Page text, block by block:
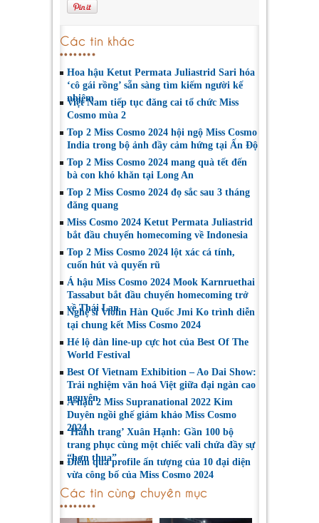
Các tin khác
Hoa hậu Ketut Permata Juliastrid Sari hóa
‘cô gái rồng’ sẵn sàng tìm kiếm người kế
nhiệm
Việt Nam tiếp tục đăng cai tổ chức Miss
Cosmo mùa 2
Top 2 Miss Cosmo 2024 hội ngộ Miss Cosmo
India trong bộ ảnh đầy cảm hứng tại Ấn Độ
Top 2 Miss Cosmo 2024 mang quà tết đến
bà con khó khăn tại Long An
Top 2 Miss Cosmo 2024 đọ sắc sau 3 tháng
đăng quang
Miss Cosmo 2024 Ketut Permata Juliastrid
bắt đầu chuyến homecoming về Indonesia
Top 2 Miss Cosmo 2024 lột xác cá tính,
cuốn hút và quyến rũ
Á hậu Miss Cosmo 2024 Mook Karnruethai
Tassabut bắt đầu chuyến homecoming trở
về Thái Lan
Nghệ sĩ Violin Hàn Quốc Jmi Ko trình diễn
tại chung kết Miss Cosmo 2024
Hé lộ dàn line-up cực hot của Best Of The
World Festival
Best Of Vietnam Exhibition – Ao Dai Show:
Trải nghiệm văn hoá Việt giữa đại ngàn cao
nguyên
Á hậu 2 Miss Supranational 2022 Kim
Duyên ngồi ghế giám khảo Miss Cosmo
2024
‘Hành trang’ Xuân Hạnh: Gần 100 bộ
trang phục cùng một chiếc vali chứa đầy sự
“hơn thua”
Điểm qua profile ấn tượng của 10 đại diện
vừa công bố của Miss Cosmo 2024
Các tin cùng chuyên mục